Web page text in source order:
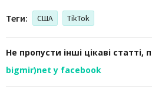
Теги: США TikTok
Не пропусти інші цікаві статті,
bigmir)net у facebook